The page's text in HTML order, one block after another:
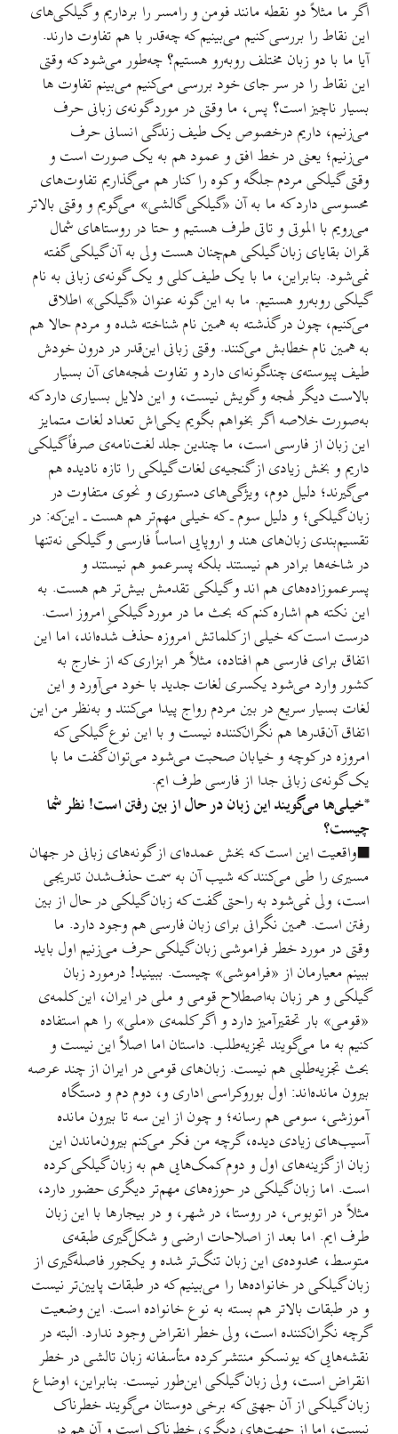
اگر ما مثلاً دو نقطه مانند فومن و رامسر را برداریم و گیلکی‌های
این نقاط را بررسی کنیم می‌بینیم که چه‌قدر با هم تفاوت دارند.
آیا ما با دو زبان مختلف روبه‌رو هستیم؟ چه‌طور می‌شود که وقتی
این نقاط را در سر جای خود بررسی می‌کنیم می‌بینم تفاوت ها
بسیار ناچیز است؟ پس، ما وقتی در مورد گونه‌ی زبانی حرف
می‌زنیم، داریم درخصوص یک طیف زندگی انسانی حرف
می‌زنیم؛ یعنی در خط افق و عمود هم به یک صورت است و
وقتی گیلکی مردم جلگه و کوه را کنار هم می‌گذاریم تفاوت‌های
محسوسی دارد که ما به آن «گیلکی گالشی» می‌گویم و وقتی بالاتر
می‌رویم با الموتی و تاتی طرف هستیم و حتا در روستاهای شمال
تهران بقایای زبان گیلکی هم‌چنان هست ولی به آن گیلکی گفته
نمی‌شود. بنابراین، ما با یک طیف کلی و یک گونه‌ی زبانی به نام
گیلکی روبه‌رو هستیم. ما به این گونه عنوان «گیلکی» اطلاق
می‌کنیم، چون در گذشته به همین نام شناخته شده و مردم حالا هم
به همین نام خطابش می‌کنند. وقتی زبانی این‌قدر در درون خودش
طیف پیوسته‌ی چندگونه‌ای دارد و تفاوت لهجه‌های آن بسیار
بالاست دیگر لهجه و گویش نیست، و این دلایل بسیاری دارد که
به‌صورت خلاصه اگر بخواهم بگویم یکی‌اش تعداد لغات متمایز
این زبان از فارسی است، ما چندین جلد لغت‌نامه‌ی صرفاً گیلکی
داریم و بخش زیادی از گنجیه‌ی لغات گیلکی را تازه نادیده هم
می‌گیرند؛ دلیل دوم، ویژگی‌های دستوری و نحوی متفاوت در
زبان گیلکی؛ و دلیل سوم ـ که خیلی مهم‌تر هم هست ـ این‌که: در
تقسیم‌بندی زبان‌های هند و اروپایی اساساً فارسی و گیلکی نه‌تنها
در شاخه‌ها برادر هم نیستند بلکه پسرعمو هم نیستند و
پسرعموزاده‌‌های هم اند و گیلکی تقدمش بیش‌تر هم هست. به
این نکته هم اشاره کنم که بحث ما در مورد گیلکیِ امروز است.
درست است که خیلی از کلماتش امروزه حذف شده‌اند، اما این
اتفاق برای فارسی هم افتاده، مثلاً هر ابزاری که از خارج به
کشور وارد می‌شود یکسری لغات جدید با خود می‌آورد و این
لغات بسیار سریع در بین مردم رواج پیدا می‌کنند و به‌نظر من این
اتفاق آن‌قدرها هم نگران‌کننده نیست و با این نوع گیلکی که
امروزه در کوچه و خیابان صحبت می‌شود می‌توان گفت ما با
یک گونه‌ی زبانی جدا از فارسی طرف ایم.
*خیلی‌ها می‌گویند این زبان در حال از بین رفتن است! نظر شما
چیست؟
■واقعیت این است که بخش عمده‌ای از گونه‌های زبانی در جهان
مسیری را طی می‌کنند که شیب آن به سمت حذف‌شدن تدریجی
است، ولی نمی‌شود به راحتی گفت که زبان گیلکی در حال از بین
رفتن است. همین نگرانی برای زبان فارسی هم وجود دارد. ما
وقتی در مورد خطر فراموشی زبان گیلکی حرف می‌زنیم اول باید
ببینم معیارمان از «فراموشی» چیست. ببینید! درمورد زبان
گیلکی و هر زبان به‌اصطلاح قومی و ملی در ایران، این کلمه‌ی
«قومی» بار تحقیرآمیز دارد و اگر کلمه‌ی «ملی» را هم استفاده
کنیم به ما می‌گویند تجزیه‌طلب. داستان اما اصلاً این نیست و
بحث تجزیه‌طلبی هم نیست. زبان‌های قومی در ایران از چند عرصه
بیرون مانده‌اند: اول بوروکراسی اداری و، دوم دم‌ و ‌دستگاه
آموزشی، سومی هم رسانه؛ و چون از این سه تا بیرون مانده
آسیب‌های زیادی دیده، گرچه من فکر می‌کنم بیرون‌ماندن این
زبان از گزینه‌های اول و دوم کمک‌هایی هم به زبان گیلکی کرده
است. اما زبان گیلکی در حوزه‌های مهم‌تر دیگری حضور دارد،
مثلاً در اتوبوس، در روستا، در شهر، و در بیجارها با این زبان
طرف ایم. اما بعد از اصلاحات ارضی و شکل‌گیری طبقه‌ی
متوسط، محدوده‌ی این زبان تنگ‌تر شده و یکجور فاصله‌گیری از
زبان گیلکی در خانواده‌ها را می‌بینیم که در طبقات پایین‌تر نیست
و در طبقات بالاتر هم بسته به نوع خانواده است. این وضعیت
گرچه نگران‌کننده است، ولی خطر انقراض وجود ندارد. البته در
نقشه‌هایی که یونسکو منتشر کرده متأسفانه زبان تالشی در خطر
انقراض است، ولی زبان گیلکی این‌طور نیست. بنابراین، اوضاع
زبان گیلکی از آن جهتی که برخی دوستان می‌گویند خطرناک